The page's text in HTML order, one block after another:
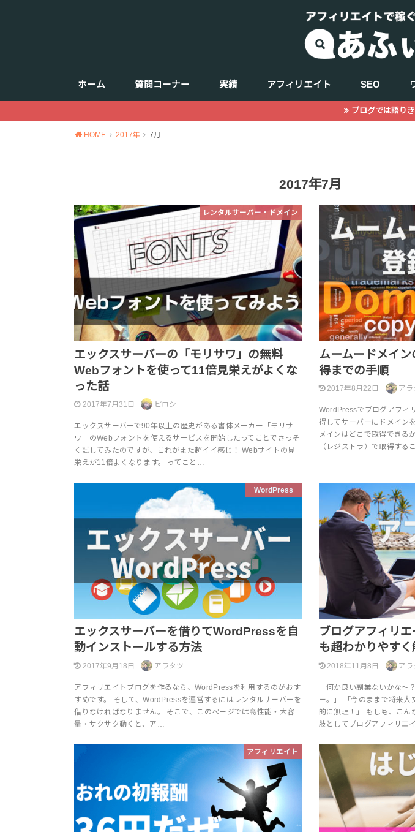
ホーム 質問コーナー 実績 アフィリエイト
商品（ジャンル選定）
SEO
記事の書き
サーチコン
アクセス解
ブログでは語り
HOME 2017年 7月
2017年7月
レンタルサーバー・ドメイン
エックスサーバーの「モリサワ」の無料
Webフォントを使って11倍見栄えがよくな
った話
2017年7月31日 ピロシ
エックスサーバーで90年以上の歴史がある書体メーカー「モリサ
ワ」のWebフォントを使えるサービスを開始したってことでさっそ
く試してみたのですが、これがまた超イイ感じ！ Webサイトの見
栄えが11倍よくなります。 ってこと…
ムームードメイ
得までの手順
2017年8月22日 アラ
WordPressでブログアフィ
得してサーバーにドメイン
メインはどこで取得できる
（レジストラ）で取得する
WordPress
エックスサーバーを借りてWordPressを自
動インストールする方法
2017年9月18日 アラタツ
アフィリエイトブログを作るなら、WordPressを利用するのがおす
すめです。 そして、WordPressを運営するにはレンタルサーバーを
借りなければなりません。 そこで、このページでは高性能・大容
量・サクサク動くと、ア…
ブログアフィリ
も超わかりやすく
2018年11月8日 アラ
「何か良い副業ないかな～
ー。」 「今のままで将来大
的に無理！」 もしも、こん
肢としてブログアフィリエ
アフィリエイト